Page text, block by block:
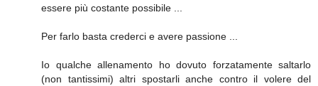
essere più costante possibile ...
Per farlo basta crederci e avere passione ...
Io qualche allenamento ho dovuto forzatamente saltarlo
(non tantissimi) altri spostarli anche contro il volere del